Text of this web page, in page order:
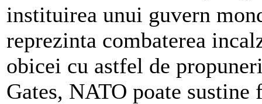
instituirea unui guvern
reprezinta combaterea
obicei cu astfel de
Gates, NATO poate